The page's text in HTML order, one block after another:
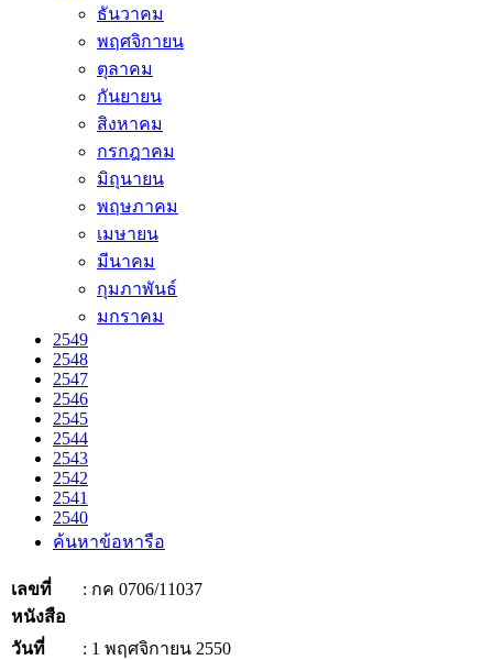
ธันวาคม
พฤศจิกายน
ตุลาคม
กันยายน
สิงหาคม
กรกฎาคม
มิถุนายน
พฤษภาคม
เมษายน
มีนาคม
กุมภาพันธ์
มกราคม
2549
2548
2547
2546
2545
2544
2543
2542
2541
2540
ค้นหาข้อหารือ
เลขที่
หนังสือ
: กค 0706/11037
วันที่
: 1 พฤศจิกายน 2550